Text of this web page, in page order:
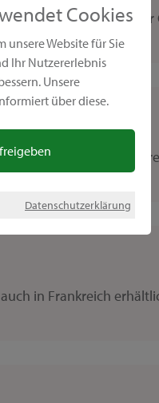
Cookies
unsere Website für Sie
Ihr Nutzererlebnis
Unsere
über diese.
Datenschutzerklärung
Einsatzgebiet
BLOG! Auf
in Frankreich